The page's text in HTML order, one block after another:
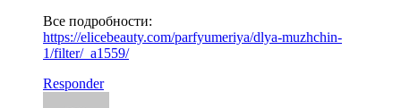
Все подробности:
https://elicebeauty.com/parfyumeriya/dlya-muzhchin-
1/filter/_a1559/
Responder